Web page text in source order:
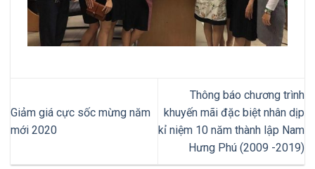
Giảm giá cực sốc mừng năm
mới 2020
Thông báo chương trình
khuyến mãi đặc biệt nhân dịp
kỉ niệm 10 năm thành lập Nam
Hưng Phú (2009 -2019)